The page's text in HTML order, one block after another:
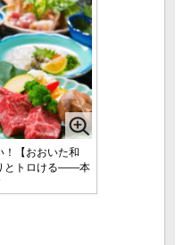
【おおいた和
とトロける――本